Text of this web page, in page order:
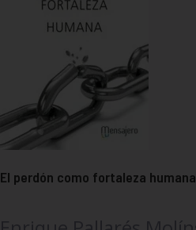
El perdón como fortaleza humana